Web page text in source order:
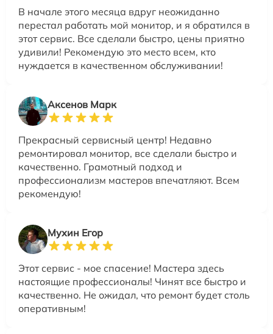
В начале этого месяца вдруг неожиданно
перестал работать мой монитор, и я обратился в
этот сервис. Все сделали быстро, цены приятно
удивили! Рекомендую это место всем, кто
нуждается в качественном обслуживании!
Аксенов Марк
Прекрасный сервисный центр! Недавно
ремонтировал монитор, все сделали быстро и
качественно. Грамотный подход и
профессионализм мастеров впечатляют. Всем
рекомендую!
Мухин Егор
Этот сервис - мое спасение! Мастера здесь
настоящие профессионалы! Чинят все быстро и
качественно. Не ожидал, что ремонт будет столь
оперативным!